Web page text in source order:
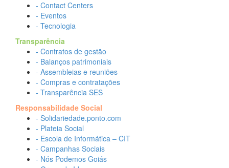
- Contact Centers
- Eventos
- Tecnologia
Transparência
- Contratos de gestão
- Balanços patrimoniais
- Assembleias e reuniões
- Compras e contratações
- Transparência SES
Responsabilidade Social
- Solidariedade.ponto.com
- Plateia Social
- Escola de Informática – CIT
- Campanhas Sociais
- Nós Podemos Goiás